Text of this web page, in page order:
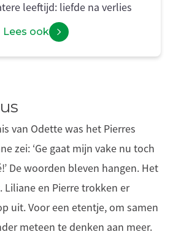
leeftijd: liefde na verlies
Lees ook
van Odette was het Pierres
zei: ‘Ge gaat mijn vake nu toch
De woorden bleven hangen. Het
en Pierre trokken er
uit. Voor een etentje, om samen
meteen te denken aan meer.